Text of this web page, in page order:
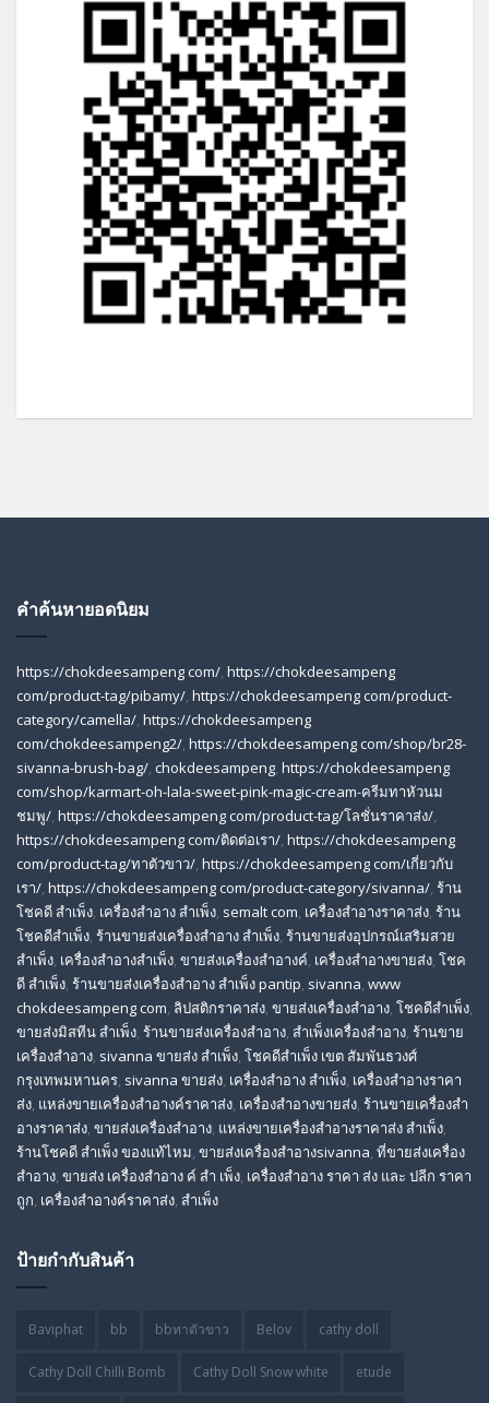
คำค้นหายอดนิยม
https://chokdeesampeng com/, https://chokdeesampeng
com/product-tag/pibamy/, https://chokdeesampeng com/product-
category/camella/, https://chokdeesampeng
com/chokdeesampeng2/, https://chokdeesampeng com/shop/br28-
sivanna-brush-bag/, chokdeesampeng, https://chokdeesampeng
com/shop/karmart-oh-lala-sweet-pink-magic-cream-ครีมทาหัวนม
ชมพู/, https://chokdeesampeng com/product-tag/โลชั่นราคาส่ง/,
https://chokdeesampeng com/ติดต่อเรา/, https://chokdeesampeng
com/product-tag/ทาตัวขาว/, https://chokdeesampeng com/เกี่ยวกับ
เรา/, https://chokdeesampeng com/product-category/sivanna/, ร้าน
โชคดี สําเพ็ง, เครื่องสำอาง สำเพ็ง, semalt com, เครื่องสำอางราคาส่ง, ร้าน
โชคดีสำเพ็ง, ร้านขายส่งเครื่องสําอาง สําเพ็ง, ร้านขายส่งอุปกรณ์เสริมสวย
สําเพ็ง, เครื่องสำอางสำเพ็ง, ขายส่งเครื่องสำอางค์, เครื่องสำอางขายส่ง, โชค
ดี สําเพ็ง, ร้านขายส่งเครื่องสําอาง สําเพ็ง pantip, sivanna, www
chokdeesampeng com, ลิปสติกราคาส่ง, ขายส่งเครื่องสำอาง, โชคดีสำเพ็ง,
ขายส่งมิสทีน สําเพ็ง, ร้านขายส่งเครื่องสำอาง, สําเพ็งเครื่องสําอาง, ร้านขาย
เครื่องสำอาง, sivanna ขายส่ง สําเพ็ง, โชคดีสำเพ็ง เขต สัมพันธวงศ์
กรุงเทพมหานคร, sivanna ขายส่ง, เครื่องสําอาง สําเพ็ง, เครื่องสําอางราคา
ส่ง, แหล่งขายเครื่องสําอางค์ราคาส่ง, เครื่องสําอางขายส่ง, ร้านขายเครื่องสํา
อางราคาส่ง, ขายส่งเครื่องสําอาง, แหล่งขายเครื่องสําอางราคาส่ง สําเพ็ง,
ร้านโชคดี สําเพ็ง ของแท้ไหม, ขายส่งเครื่องสําอางsivanna, ที่ขายส่งเครื่อง
สําอาง, ขายส่ง เครื่องสำอาง ค์ สำ เพ็ง, เครื่องสำอาง ราคา ส่ง และ ปลีก ราคา
ถูก, เครื่องสำอางค์ราคาส่ง, สำเพ็ง
ป้ายกำกับสินค้า
Baviphat bb bbทาตัวขาว Belov cathy doll
Cathy Doll Chilli Bomb Cathy Doll Snow white etude